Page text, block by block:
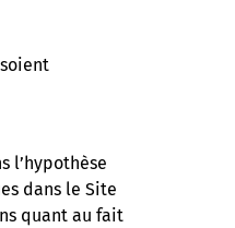
l’hypothèse
dans le Site
quant au fait